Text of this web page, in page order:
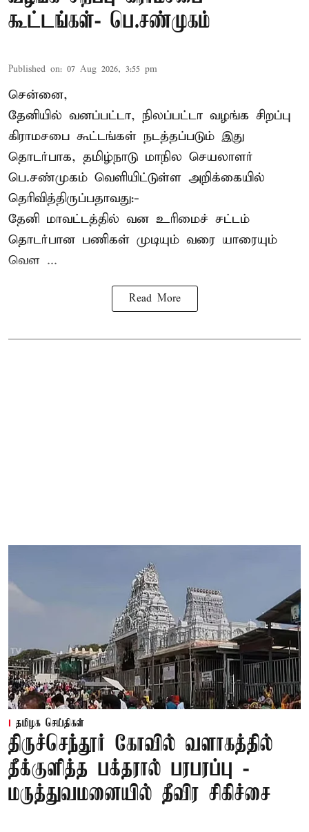
கூட்டங்கள்- பெ.சண்முகம்
Published on: 07 Aug 2026, 3:55 pm
சென்னை,
தேனியில் வனப்பட்டா, நிலப்பட்டா வழங்க சிறப்பு
கிராமசபை கூட்டங்கள் நடத்தப்படும் இது
தொடர்பாக, தமிழ்நாடு மாநில செயலாளர்
பெ.சண்முகம் வெளியிட்டுள்ள அறிக்கையில்
தெரிவித்திருப்பதாவது:-
தேனி மாவட்டத்தில் வன உரிமைச் சட்டம்
தொடர்பான பணிகள் முடியும் வரை யாரையும்
வெள ...
Read More
தமிழக செய்திகள்
திருச்செந்தூர் கோவில் வளாகத்தில்
தீக்குளித்த பக்தரால் பரபரப்பு -
மருத்துவமனையில் தீவிர சிகிச்சை